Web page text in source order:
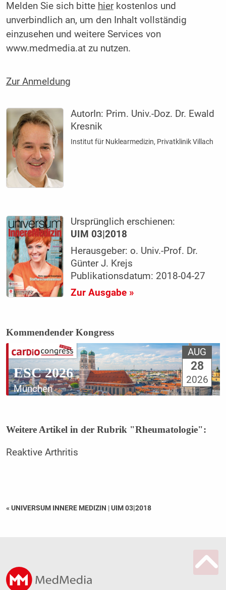
Melden Sie sich bitte hierkostenlos und
unverbindlich an, um den Inhalt vollständig
einzusehen und weitere Services von
www.medmedia.at zu nutzen.
Zur Anmeldung
AutorIn: Prim. Univ.-Doz. Dr. Ewald
Kresnik
Institut für Nuklearmedizin, Privatklinik Villach
Ursprünglich erschienen:
UIM 03|2018
Herausgeber: o. Univ.-Prof. Dr.
Günter J. Krejs
Publikationsdatum: 2018-04-27
Zur Ausgabe »
Kommendender Kongress
ESC 2026
München
AUG
28
2026
Weitere Artikel in der Rubrik "Rheumatologie":
Reaktive Arthritis
« UNIVERSUM INNERE MEDIZIN |UIM 03|2018